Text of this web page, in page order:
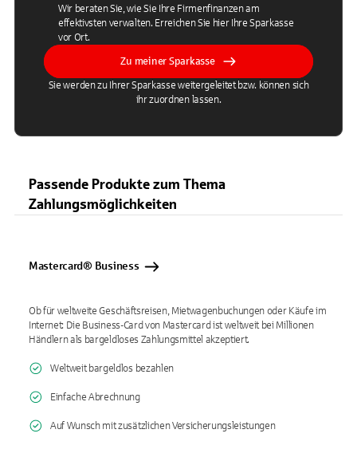
Wir beraten Sie, wie Sie Ihre Firmenfinanzen am
effektivsten verwalten. Erreichen Sie hier Ihre Sparkasse
vor Ort.
Zu meiner Sparkasse
Sie werden zu Ihrer Sparkasse weitergeleitet bzw. können sich
ihr zuordnen lassen.
Passende Produkte zum Thema
Zahlungsmöglichkeiten
Mastercard® Business
Ob für weltweite Geschäftsreisen, Mietwagenbuchungen oder Käufe im
Internet: Die Business-Card von Mastercard ist weltweit bei Millionen
Händlern als bargeldloses Zahlungsmittel akzeptiert.
Weltweit bargeldlos bezahlen
Einfache Abrechnung
Auf Wunsch mit zusätzlichen Versicherungsleistungen